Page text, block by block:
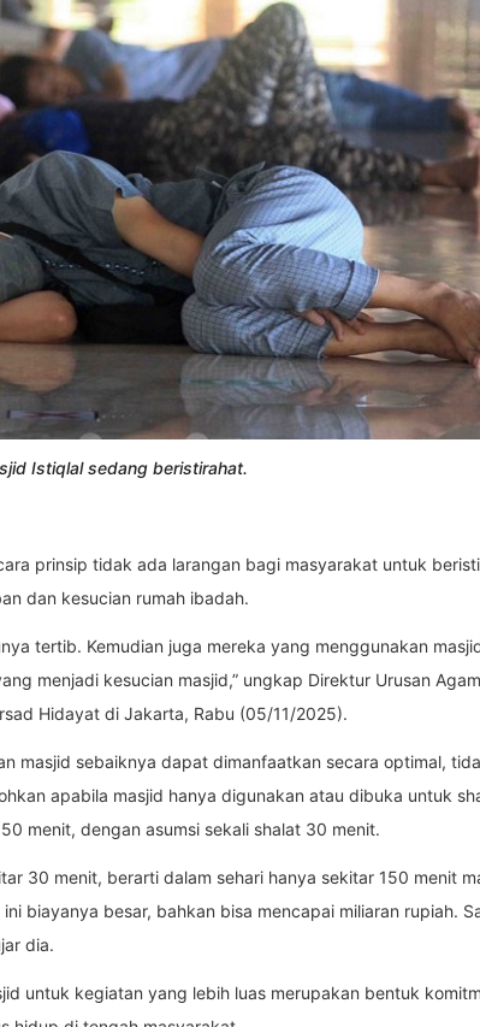
Istiqlal sedang beristirahat.
prinsip tidak ada larangan bagi masyarakat untuk
dan kesucian rumah ibadah.
tertib. Kemudian juga mereka yang menggunakan
menjadi kesucian masjid,” ungkap Direktur Urusan
Hidayat di Jakarta, Rabu (05/11/2025).
masjid sebaiknya dapat dimanfaatkan secara optimal,
apabila masjid hanya digunakan atau dibuka untuk
menit, dengan asumsi sekali shalat 30 menit.
30 menit, berarti dalam sehari hanya sekitar 150 menit
biayanya besar, bahkan bisa mencapai miliaran rupiah.
dia.
untuk kegiatan yang lebih luas merupakan bentuk